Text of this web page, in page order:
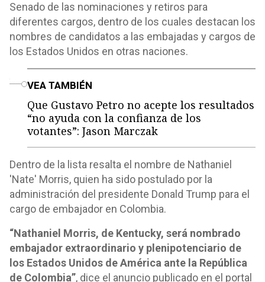
Senado de las nominaciones y retiros para
diferentes cargos, dentro de los cuales destacan los
nombres de candidatos a las embajadas y cargos de
los Estados Unidos en otras naciones.
VEA TAMBIÉN
Que Gustavo Petro no acepte los resultados
“no ayuda con la confianza de los
votantes”: Jason Marczak
Dentro de la lista resalta el nombre de Nathaniel
'Nate' Morris, quien ha sido postulado por la
administración del presidente Donald Trump para el
cargo de embajador en Colombia.
“Nathaniel Morris, de Kentucky, será nombrado
embajador extraordinario y plenipotenciario de
los Estados Unidos de América ante la República
de Colombia”, dice el anuncio publicado en el portal